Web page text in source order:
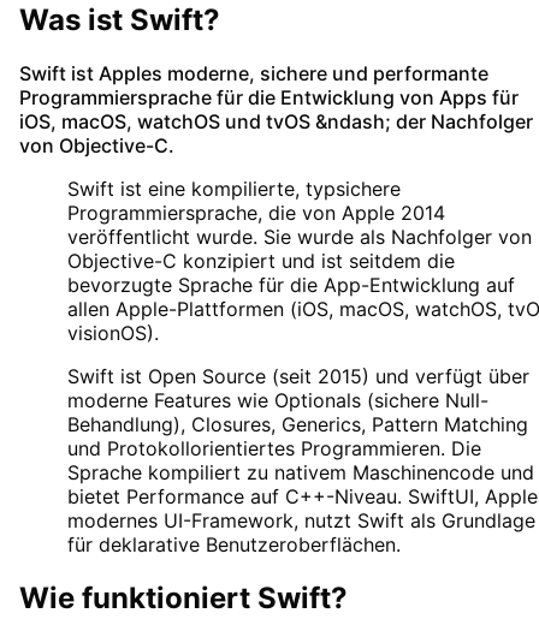
Was ist Swift?
Swift ist Apples moderne, sichere und performante
Programmiersprache für die Entwicklung von Apps für
iOS, macOS, watchOS und tvOS &ndash; der Nachfolger
von Objective-C.
Swift ist eine kompilierte, typsichere
Programmiersprache, die von Apple 2014
veröffentlicht wurde. Sie wurde als Nachfolger von
Objective-C konzipiert und ist seitdem die
bevorzugte Sprache für die App-Entwicklung auf
allen Apple-Plattformen (iOS, macOS, watchOS,
visionOS).
Swift ist Open Source (seit 2015) und verfügt über
moderne Features wie Optionals (sichere Null-
Behandlung), Closures, Generics, Pattern Matching
und Protokollorientiertes Programmieren. Die
Sprache kompiliert zu nativem Maschinencode und
bietet Performance auf C++-Niveau. SwiftUI,
modernes UI-Framework, nutzt Swift als Grundlage
für deklarative Benutzeroberflächen.
Wie funktioniert Swift?